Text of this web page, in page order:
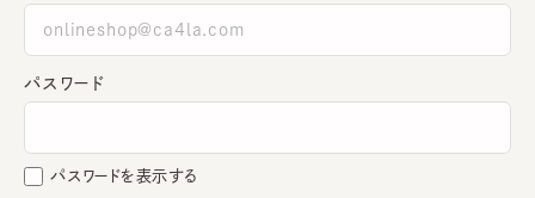
パスワード
パスワードを表示する